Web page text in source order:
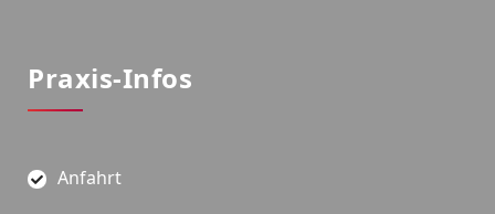
Praxis-Infos
Anfahrt